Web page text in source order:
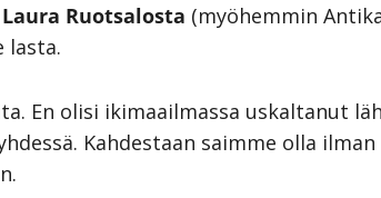
Laura Ruotsalosta (myöhemmin
lasta.
En olisi ikimaailmassa uskaltanut
Kahdestaan saimme olla ilman